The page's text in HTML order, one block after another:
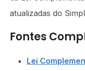
atualizadas do
Fontes
Lei